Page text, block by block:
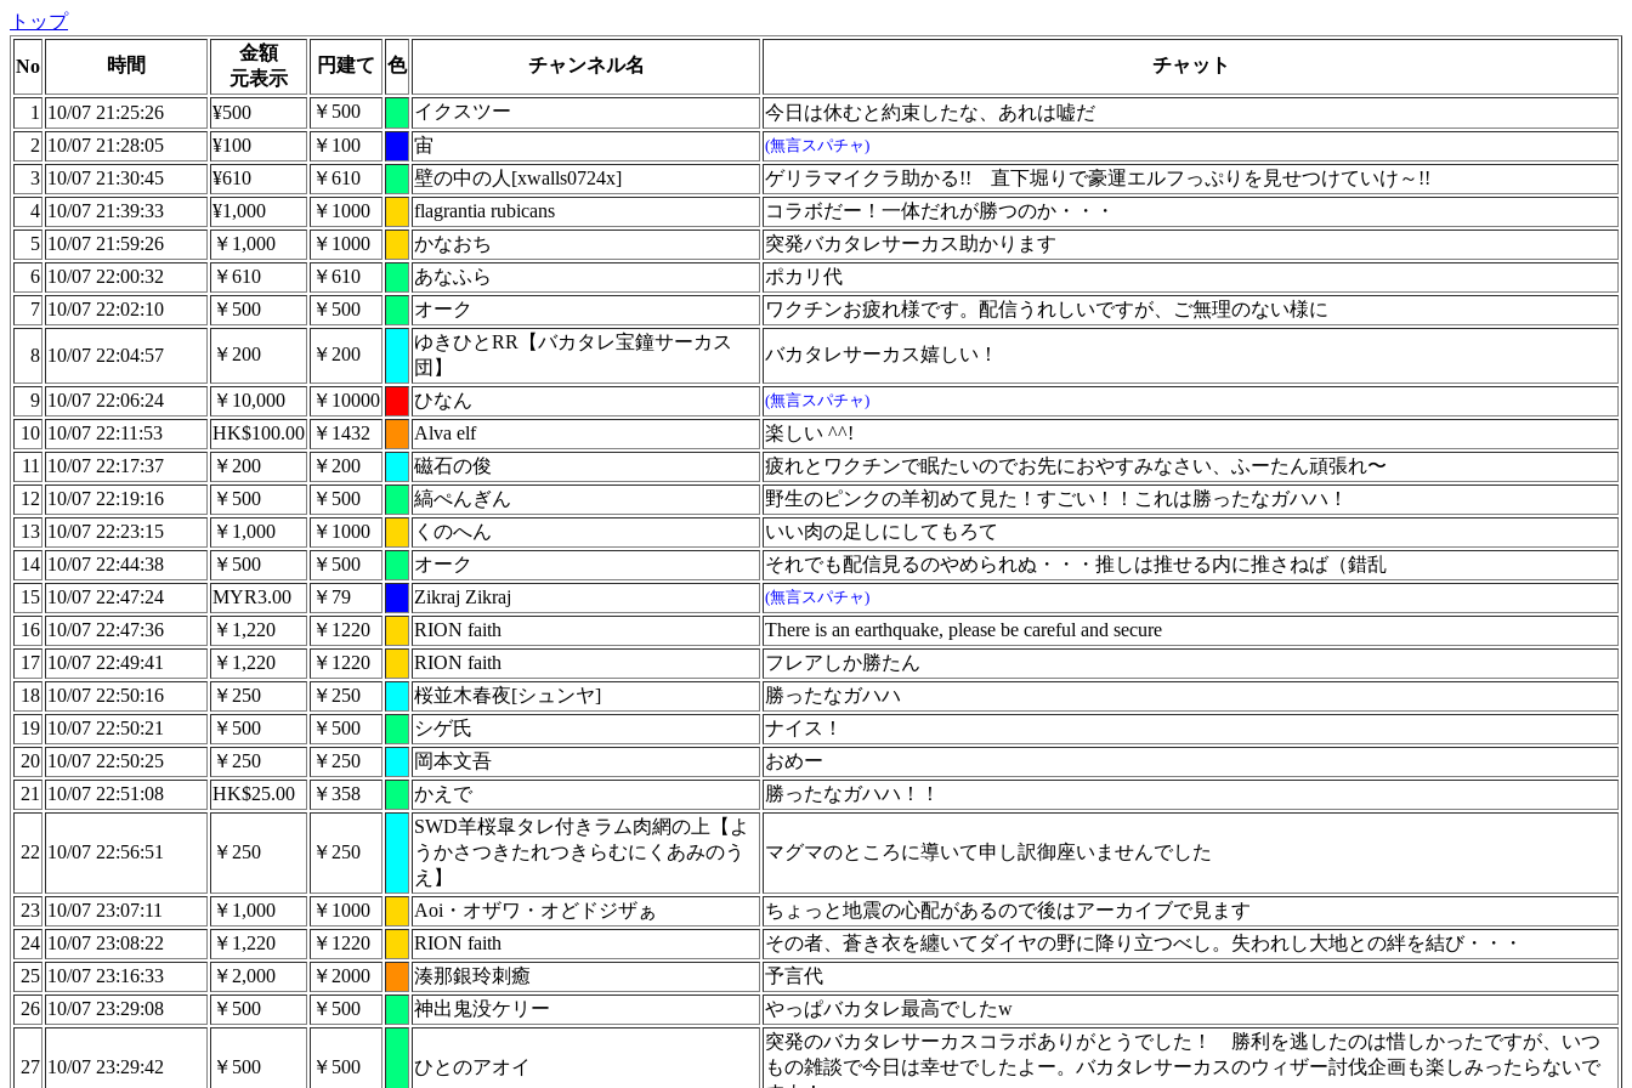
トップ
No 時間
金額
元表示
円建て 色 チャンネル名 チャット
1 10/07 21:25:26 ¥500 ￥500 イクスツー
今日は休むと約束したな、あれは嘘だ
2 10/07 21:28:05 ¥100 ￥100 宙 (無言スパチャ)
3 10/07 21:30:45 ¥610 ￥610 壁の中の人[xwalls0724x]
ゲリラマイクラ助かる!! 直下堀りで豪運エルフっぷりを見せつけていけ～!!
4 10/07 21:39:33 ¥1,000 ￥1000 flagrantia rubicans
コラボだー！一体だれが勝つのか・・・
5 10/07 21:59:26 ￥1,000 ￥1000 かなおち
突発バカタレサーカス助かります
6 10/07 22:00:32 ￥610 ￥610 あなふら
ポカリ代
7 10/07 22:02:10 ￥500 ￥500 オーク ワクチンお疲れ様です。配信うれしいですが、ご無理のない様に
8 10/07 22:04:57 ￥200 ￥200
ゆきひとRR【バカタレ宝鐘サーカス
団】
バカタレサーカス嬉しい！
9 10/07 22:06:24 ￥10,000 ￥10000 ひなん (無言スパチャ)
10 10/07 22:11:53 HK$100.00 ￥1432 Alva elf
楽しい ^^!
11 10/07 22:17:37 ￥200 ￥200 磁石の俊
疲れとワクチンで眠たいのでお先におやすみなさい、ふーたん頑張れ〜
12 10/07 22:19:16 ￥500 ￥500 縞ぺんぎん
野生のピンクの羊初めて見た！すごい！！これは勝ったなガハハ！
13 10/07 22:23:15 ￥1,000 ￥1000 くのへん
いい肉の足しにしてもろて
14 10/07 22:44:38 ￥500 ￥500 オーク
それでも配信見るのやめられぬ・・・推しは推せる内に推さねば（錯乱
15 10/07 22:47:24 MYR3.00 ￥79 Zikraj Zikraj (無言スパチャ)
16 10/07 22:47:36 ￥1,220 ￥1220 RION faith
There is an earthquake, please be careful and secure
17 10/07 22:49:41 ￥1,220 ￥1220 RION faith
フレアしか勝たん
18 10/07 22:50:16 ￥250 ￥250 桜並木春夜[シュンヤ]
勝ったなガハハ
19 10/07 22:50:21 ￥500 ￥500 シゲ氏
ナイス！
20 10/07 22:50:25 ￥250 ￥250 岡本文吾
おめー
21 10/07 22:51:08 HK$25.00 ￥358 かえで 勝ったなガハハ！！
22 10/07 22:56:51 ￥250 ￥250
SWD羊桜皐タレ付きラム肉網の上【よ
うかさつきたれつきらむにくあみのう
え】
マグマのところに導いて申し訳御座いませんでした
23 10/07 23:07:11 ￥1,000 ￥1000 Aoi・オザワ・オどドジザぁ
ちょっと地震の心配があるので後はアーカイブで見ます
24 10/07 23:08:22 ￥1,220 ￥1220 RION faith
その者、蒼き衣を纏いてダイヤの野に降り立つべし。失われし大地との絆を結び・・・
25 10/07 23:16:33 ￥2,000 ￥2000 湊那銀玲刺癒
予言代
26 10/07 23:29:08 ￥500 ￥500 神出鬼没ケリー やっぱバカタレ最高でしたw
27 10/07 23:29:42 ￥500 ￥500 ひとのアオイ
突発のバカタレサーカスコラボありがとうでした！ 勝利を逃したのは惜しかったですが、いつ
もの雑談で今日は幸せでしたよー。バカタレサーカスのウィザー討伐企画も楽しみったらないで